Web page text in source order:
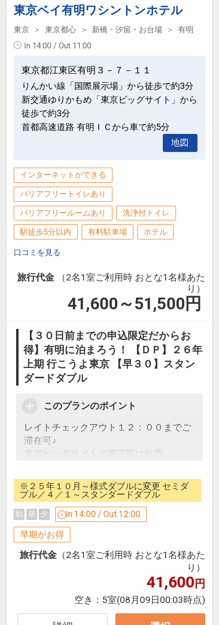
17396676
東京ベイ有明ワシントンホテル
東京 東京都心 新橋・汐留・お台場
有明
In 14:00 / Out 11:00
東京都江東区有明３－７－１１
りんかい線「国際展示場」から徒歩で約3分
新交通ゆりかもめ「東京ビッグサイト」から
徒歩で約3分
首都高速道路 有明ＩＣから車で約5分
地図
インターネットができる
バリアフリートイレあり
バリアフリールームあり 洗浄付トイレ
駅徒歩5分以内 有料駐車場 ホテル
口コミを見る
旅行代金
（2名1室ご利用時 おとな1名様あた
り）
41,600～51,500 円
【３０日前までの申込限定だからお
得】有明に泊まろう！ 【ＤＰ】２６年
上期 行こうよ東京 【早３０】スタン
ダードダブル
このプランのポイント
レイトチェックアウト１２：００までご
滞在可♪
東京ビッグサイトの真正面に位置。
３０日前までのご予約でお得に宿泊！
【早３０割】
早期予約限定！３０日前までのご予約が
お得です。
※本プランは３０日前までの受付限定で
す。
２９日前以降の宿泊条件の変更（部屋、
人数、おとな・こどもの内訳、食事条
件・内容 等）はできません。
※２５年１０月～様式ダブルに変更 セミダ
ブル／４／１～スタンダードダブル
朝 昼 夕 In 14:00 / Out 12:00
早期がお得
旅行代金 （2名1室ご利用時 おとな1名様あた
り）
41,600円
空き： 5室(08月09日00:03時点)